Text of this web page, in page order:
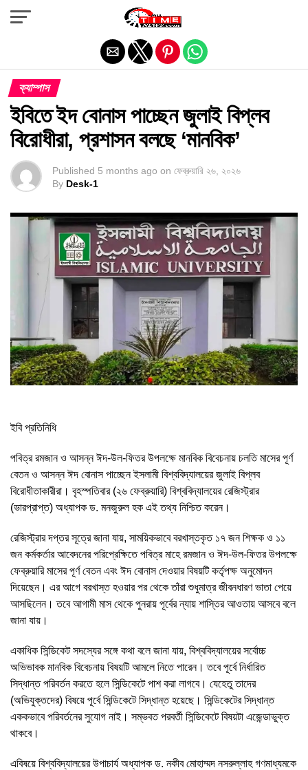
ক্যাম্পাস
ইবিতে ইদ বোনাস পাচ্ছেন জুলাই বিপ্লব
বিরোধীরা, প্রশাসন বলছে ‘মানবিক’
Published 5 months ago on ফেব্রুয়ারি ২৬, ২০২৬
By Desk-1
ইবি প্রতিনিধি
পবিত্র রমজান ও আসন্ন ঈদ-উল-ফিতর উপলক্ষে মানবিক বিবেচনায় চলতি মাসের পূর্ণ
বেতন ও আসন্ন ঈদ বোনাস পাচ্ছেন ইসলামী বিশ্ববিদ্যালয়ের জুলাই বিপ্লব
বিরোধীতাকারীরা। বৃহস্পতিবার (২৬ ফেব্রুয়ারি) বিশ্ববিদ্যালয়ের রেজিস্ট্রার
(ভারপ্রাপ্ত) অধ্যাপক ড. মনজুরুল হক এই তথ্য নিশ্চিত করেন।
রেজিস্ট্রার দপ্তর সূত্রে জানা যায়, সাময়িকভাবে বরখাস্তকৃত ১৭ জন শিক্ষক ও ১১
জন কর্মকর্তার আবেদনের পরিপ্রেক্ষিতে পবিত্র মাহে রমজান ও ঈদ-উল-ফিতর উপলক্ষে
ফেব্রুয়ারি মাসের পূর্ণ বেতন এবং ঈদ বোনাস দেওয়ার বিষয়টি কর্তৃপক্ষ অনুমোদন
দিয়েছেন। এর আগে বরখাস্ত হওয়ার পর থেকে তাঁরা শুধুমাত্র জীবনধারণ ভাতা পেয়ে
আসছিলেন। তবে আগামী মাস থেকে পুনরায় পূর্বের ন্যায় শাস্তির আওতায় আসবে বলে
জানা যায়।
একাধিক সিন্ডিকেট সদস্যের সঙ্গে কথা বলে জানা যায়, বিশ্ববিদ্যালয়ের সর্বোচ্চ
অভিভাবক মানবিক বিবেচনায় বিষয়টি আমলে নিতে পারেন। তবে পূর্বে নির্ধারিত
সিদ্ধান্ত পরিবর্তন করতে হলে সিন্ডিকেটে পাশ করা লাগবে। যেহেতু তাদের
(অভিযুক্তদের) বিষয়ে পূর্বে সিন্ডিকেটে সিদ্ধান্ত হয়েছে। সিন্ডিকেটের সিদ্ধান্ত
এককভাবে পরিবর্তনের সুযোগ নাই। সম্ভবত পরবর্তী সিন্ডিকেটে বিষয়টা এজেন্ডাভুক্ত
থাকবে।
এবিষয়ে বিশ্ববিদ্যালয়ের উপাচার্য অধ্যাপক ড. নকীব মোহাম্মদ নসরুল্লাহ গণমাধ্যমকে
Exit mobile version